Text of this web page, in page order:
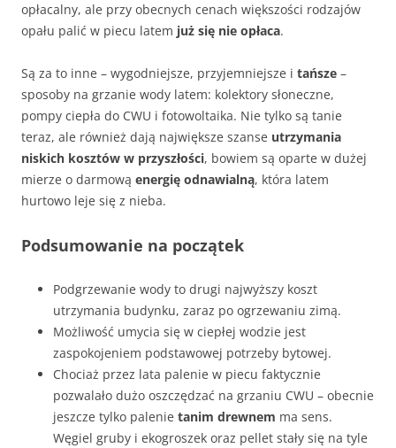
opłacalny, ale przy obecnych cenach większości rodzajów
opału palić w piecu latem już się nie opłaca.
Są za to inne – wygodniejsze, przyjemniejsze i tańsze –
sposoby na grzanie wody latem: kolektory słoneczne,
pompy ciepła do CWU i fotowoltaika. Nie tylko są tanie
teraz, ale również dają największe szanse utrzymania
niskich kosztów w przyszłości, bowiem są oparte w dużej
mierze o darmową energię odnawialną, która latem
hurtowo leje się z nieba.
Podsumowanie na początek
Podgrzewanie wody to drugi najwyższy koszt
utrzymania budynku, zaraz po ogrzewaniu zimą.
Możliwość umycia się w ciepłej wodzie jest
zaspokojeniem podstawowej potrzeby bytowej.
Chociaż przez lata palenie w piecu faktycznie
pozwalało dużo oszczędzać na grzaniu CWU – obecnie
jeszcze tylko palenie tanim drewnem ma sens.
Węgiel gruby i ekogroszek oraz pellet stały się na tyle